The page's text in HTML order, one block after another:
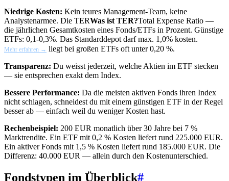
Niedrige Kosten: Kein teures Management-Team, keine
Analystenarmee. Die TERWas ist TER?Total Expense Ratio —
die jährlichen Gesamtkosten eines Fonds/ETFs in Prozent. Günstige
ETFs: 0,1-0,3%. Das Standarddepot darf max. 1,0% kosten.
Mehr erfahren → liegt bei großen ETFs oft unter 0,20 %.
Transparenz: Du weisst jederzeit, welche Aktien im ETF stecken
— sie entsprechen exakt dem Index.
Bessere Performance: Da die meisten aktiven Fonds ihren Index
nicht schlagen, schneidest du mit einem günstigen ETF in der Regel
besser ab — einfach weil du weniger Kosten hast.
Rechenbeispiel: 200 EUR monatlich über 30 Jahre bei 7 %
Marktrendite. Ein ETF mit 0,2 % Kosten liefert rund 225.000 EUR.
Ein aktiver Fonds mit 1,5 % Kosten liefert rund 185.000 EUR. Die
Differenz: 40.000 EUR — allein durch den Kostenunterschied.
Fondstypen im Überblick#